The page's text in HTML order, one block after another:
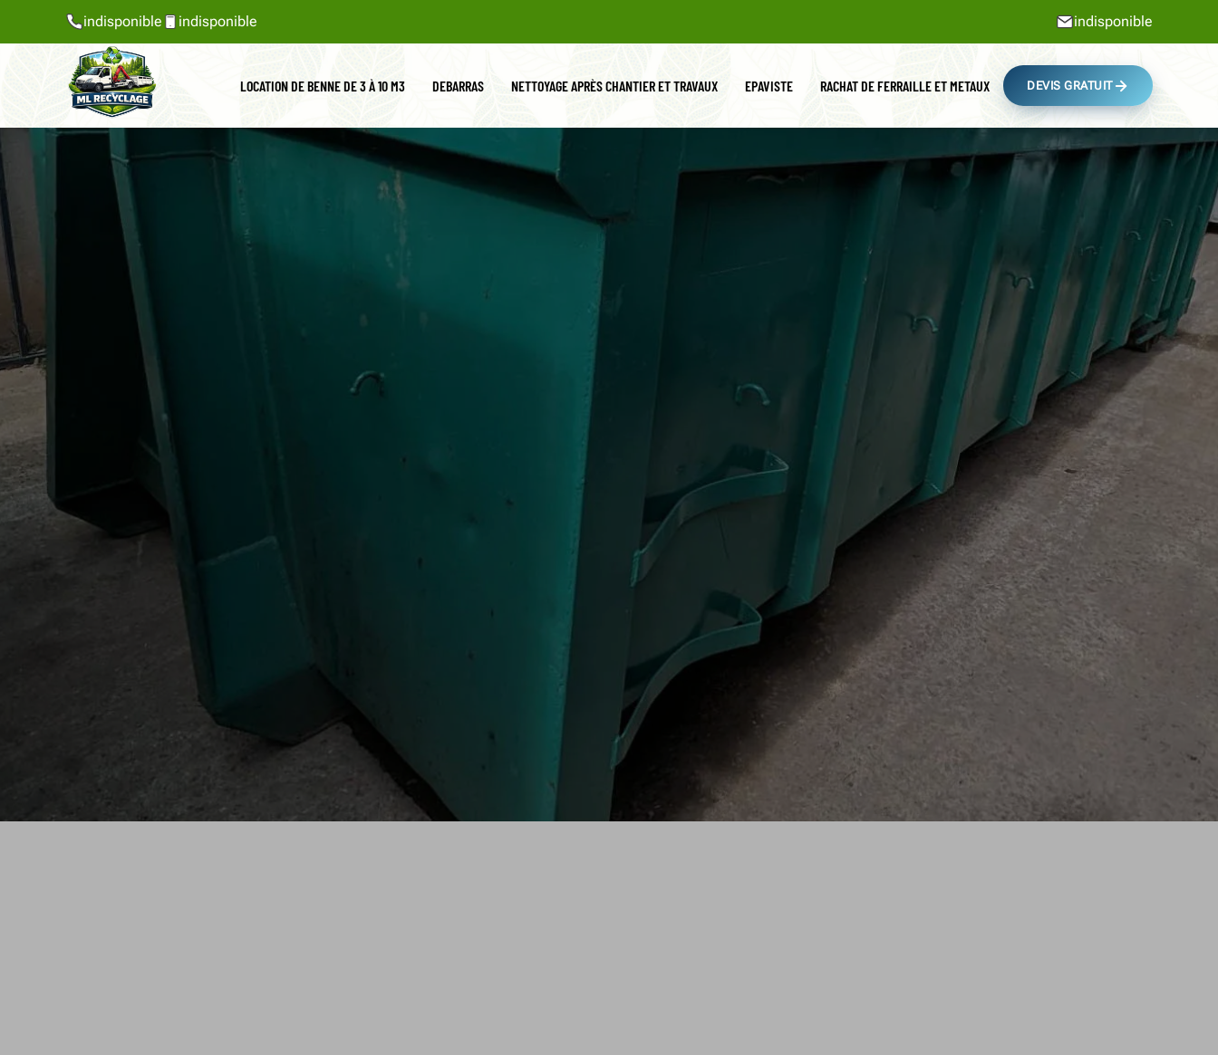
indisponible indisponible indisponible
LOCATION DE BENNE DE 3 À 10 M3 DEBARRAS NETTOYAGE APRÈS CHANTIER ET TRAVAUX EPAVISTE RACHAT DE FERRAILLE ET METAUX DEVIS GRATUIT